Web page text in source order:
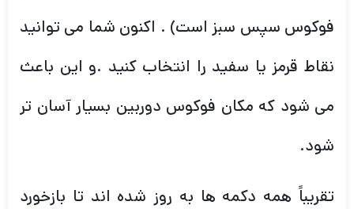
فوکوس سپس سبز است) . اکنون شما می توانید
نقاط قرمز یا سفید را انتخاب کنید .و این باعث
می شود که مکان فوکوس دوربین بسیار آسان تر
شود.
تقریباً همه دکمه ها به روز شده اند تا بازخورد